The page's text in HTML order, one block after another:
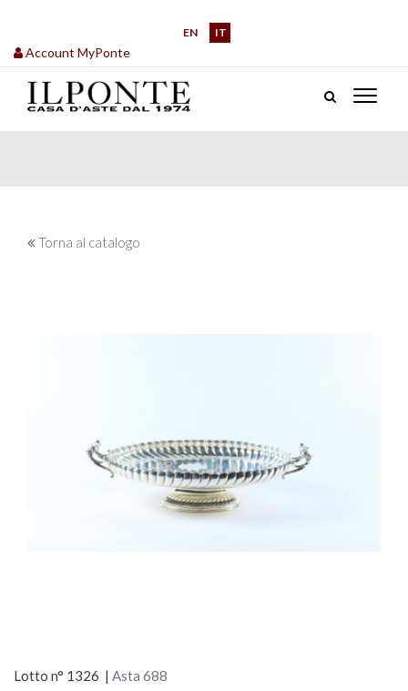
EN IT
Account MyPonte
Torna al catalogo
Lotto n° 1326 | Asta 688